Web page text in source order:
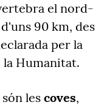
el nord-
90 km, des
per la
Humanitat.
les coves,